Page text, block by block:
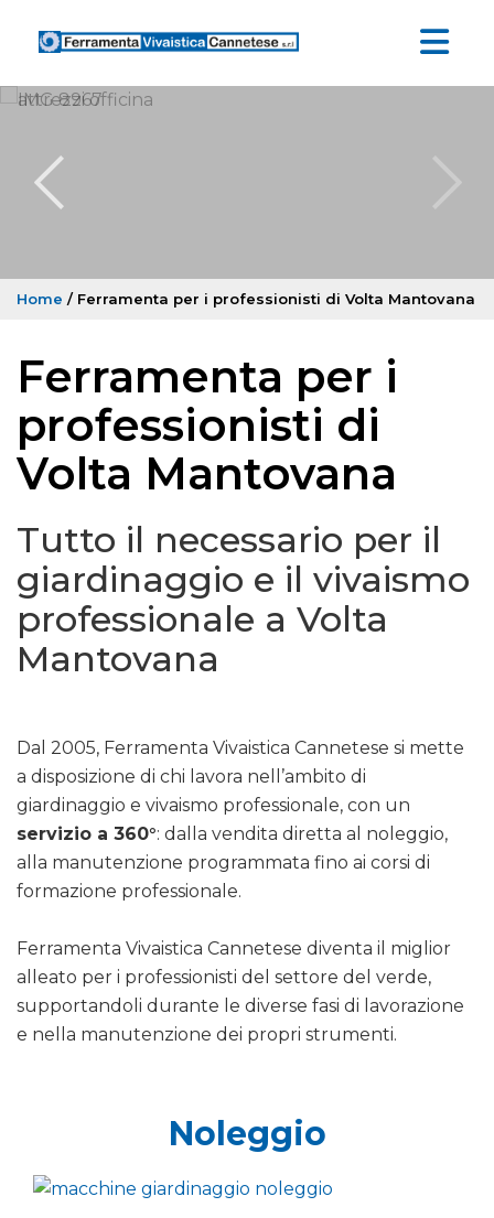
Home / Ferramenta per i professionisti di Volta Mantovana
Ferramenta per i
professionisti di
Volta Mantovana
Tutto il necessario per il
giardinaggio e il vivaismo
professionale a Volta
Mantovana
Dal 2005, Ferramenta Vivaistica Cannetese si mette
a disposizione di chi lavora nell’ambito di
giardinaggio e vivaismo professionale, con un
servizio a 360°: dalla vendita diretta al noleggio,
alla manutenzione programmata fino ai corsi di
formazione professionale.
Ferramenta Vivaistica Cannetese diventa il miglior
alleato per i professionisti del settore del verde,
supportandoli durante le diverse fasi di lavorazione
e nella manutenzione dei propri strumenti.
Noleggio